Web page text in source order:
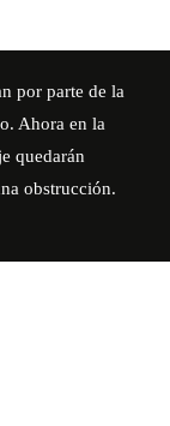
por parte de la
Ahora en la
quedarán
obstrucción.